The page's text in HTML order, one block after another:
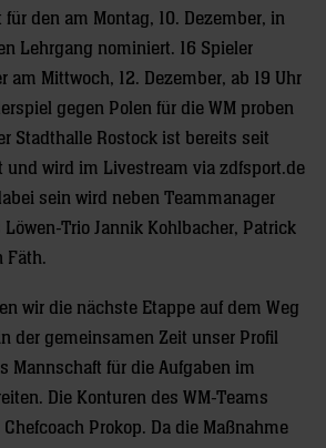
den am Montag, 10. Dezember, in
Lehrgang nominiert. 16 Spieler
am Mittwoch, 12. Dezember, ab 19 Uhr
gegen Polen für die WM proben
Stadthalle Rostock ist bereits seit
und wird im Livestream via zdfsport.de
sein wird neben Teammanager
Trio Jannik Kohlbacher, Patrick
Fäth.
wir die nächste Etappe auf dem Weg
der gemeinsamen Zeit unser Profil
Mannschaft für die Aufgaben im
Die Konturen des WM-Teams
Prokop. Da die Maßnahme